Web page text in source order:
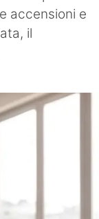
accensioni e
il